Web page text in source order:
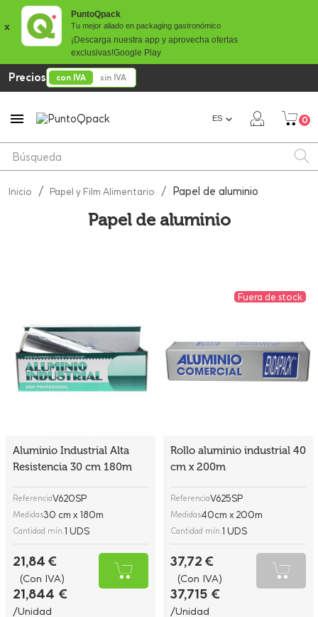
x
PuntoQpack
Tu mejor aliado en packaging gastronómico
¡Descarga nuestra app y aprovecha ofertas
exclusivas!Google Play
Precios con IVA sin IVA
 ES 0
Inicio Papel y Film Alimentario Papel de aluminio
Papel de aluminio
Aluminio Industrial Alta
Resistencia 30 cm 180m
ReferenciaV620SP
Medidas30 cm x 180m
Cantidad mín.1 UDS
21,84 €
(Con IVA)
21,844 €
/Unidad
Fuera de stock
Rollo aluminio industrial 40
cm x 200m
ReferenciaV625SP
Medidas40cm x 200m
Cantidad mín.1 UDS
37,72 €
(Con IVA)
37,715 €
/Unidad